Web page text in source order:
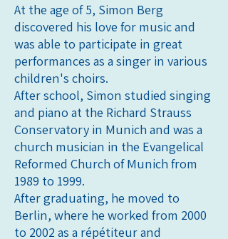
At the age of 5, Simon Berg
discovered his love for music and
was able to participate in great
performances as a singer in various
children's choirs.
After school, Simon studied singing
and piano at the Richard Strauss
Conservatory in Munich and was a
church musician in the Evangelical
Reformed Church of Munich from
1989 to 1999.
After graduating, he moved to
Berlin, where he worked from 2000
to 2002 as a répétiteur and